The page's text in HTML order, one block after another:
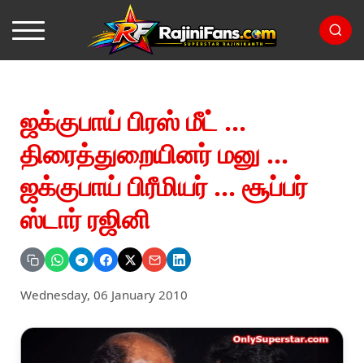
ஜக்குபாய் பிரஸ் மீட் ...
திரைத்துறையினர் மனு ...
ஜக்குபாய் பிரீமியர் ... சூப்பர்
ஸ்டார் ரஜினி
Wednesday, 06 January 2010